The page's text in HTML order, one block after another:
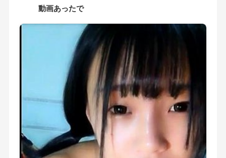
動画あったで